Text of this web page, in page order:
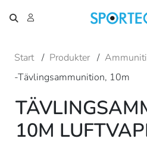
Start / Produkter /
-Tävlingsammunition, 10m
10M